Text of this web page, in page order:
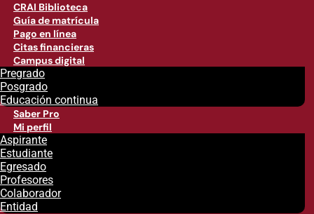
CRAI Biblioteca
Guía de matrícula
Pago en línea
Citas financieras
Campus digital
Pregrado
Posgrado
Educación continua
Saber Pro
Mi perfil
Aspirante
Estudiante
Egresado
Profesores
Colaborador
Entidad